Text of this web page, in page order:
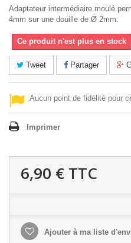
Adaptateur intermédiaire moulé
4mm sur une douille de Ø 2mm.
Ce produit n'est plus en stock
Tweet Partager
Aucun point de fidélité pour
Imprimer
6,90 € TTC
Ajouter à ma liste